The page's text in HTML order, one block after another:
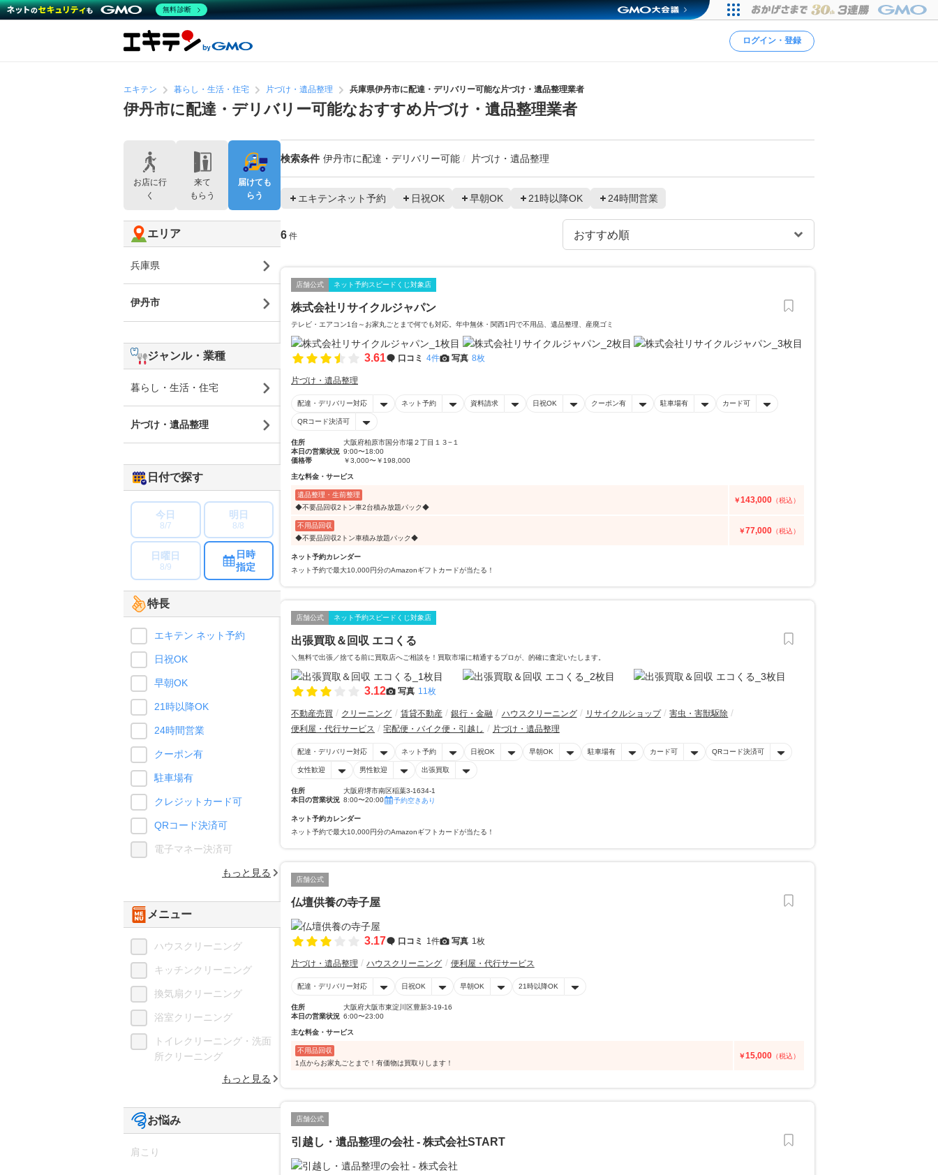
ログイン・登録
エキテン 暮らし・生活・住宅 片づけ・遺品整理 兵庫県伊丹市に配達・デリバリー可能な片づけ・遺品整理業者
伊丹市に配達・デリバリー可能なおすすめ片づけ・遺品整理業者
検索条件 伊丹市に配達・デリバリー可能 片づけ・遺品整理
エキテンネット予約 日祝OK 早朝OK 21時以降OK 24時間営業
6 件
店舗公式 ネット予約スピードくじ対象店
株式会社リサイクルジャパン
テレビ・エアコン1台～お家丸ごとまで何でも対応。年中無休・関西1円で不用品、遺品整理、産廃ゴミ
3.61 口コミ 4件 写真 8枚
片づけ・遺品整理
配達・デリバリー対応 ネット予約 資料請求 日祝OK クーポン有 駐車場有 カード可
QRコード決済可
住所
大阪府柏原市国分市場２丁目１３−１
本日の営業状況 9:00〜18:00
価格帯
￥3,000〜￥198,000
主な料金・サービス
遺品整理・生前整理
◆不要品回収2トン車2台積み放題パック◆
￥143,000 （税込）
不用品回収
◆不要品回収2トン車積み放題パック◆
￥77,000 （税込）
ネット予約カレンダー
ネット予約で最大10,000円分のAmazonギフトカードが当たる！
店舗公式 ネット予約スピードくじ対象店
出張買取＆回収 エコくる
＼無料で出張／捨てる前に買取店へご相談を！買取市場に精通するプロが、的確に査定いたします。
3.12 写真 11枚
不動産売買 クリーニング 賃貸不動産 銀行・金融 ハウスクリーニング リサイクルショップ
害虫・害獣駆除
便利屋・代行サービス
宅配便・バイク便・引越し 片づけ・遺品整理
配達・デリバリー対応 ネット予約 日祝OK 早朝OK 駐車場有 カード可 QRコード決済可
女性歓迎 男性歓迎 出張買取
住所
大阪府堺市南区稲葉3-1634-1
本日の営業状況 8:00〜20:00 予約空きあり
ネット予約カレンダー
ネット予約で最大10,000円分のAmazonギフトカードが当たる！
店舗公式
仏壇供養の寺子屋
3.17 口コミ 1件 写真 1枚
片づけ・遺品整理 ハウスクリーニング 便利屋・代行サービス
配達・デリバリー対応 日祝OK 早朝OK 21時以降OK
住所
大阪府大阪市東淀川区豊新3-19-16
本日の営業状況 6:00〜23:00
主な料金・サービス
不用品回収
1点からお家丸ごとまで！有価物は買取りします！
￥15,000 （税込）
店舗公式
引越し・遺品整理の会社 - 株式会社START
お店に行
く
来て
もらう
届けても
らう
エリア
兵庫県
伊丹市
ジャンル・業種
暮らし・生活・住宅
片づけ・遺品整理
日付で探す
今日
8/7
明日
8/8
日曜日
8/9
日時
指定
特長
エキテン ネット予約
日祝OK
早朝OK
21時以降OK
24時間営業
クーポン有
駐車場有
クレジットカード可
QRコード決済可
電子マネー決済可
もっと見る
メニュー
ハウスクリーニング
キッチンクリーニング
換気扇クリーニング
浴室クリーニング
トイレクリーニング・洗面
所クリーニング
もっと見る
お悩み
肩こり
無料診断